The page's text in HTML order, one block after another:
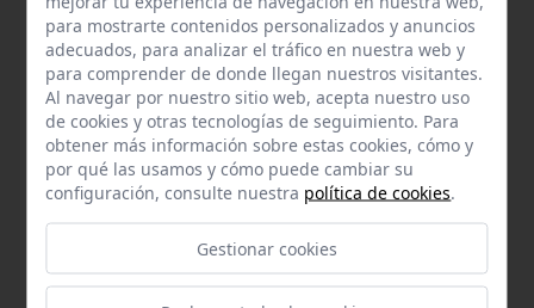
Osuna a 1,49 km.
para mostrarte contenidos personalizados y anuncios
adecuados, para analizar el tráfico en nuestra web y
para comprender de donde llegan nuestros visitantes.
Al navegar por nuestro sitio web, acepta nuestro uso
de cookies y otras tecnologías de seguimiento. Para
obtener más información sobre estas cookies, cómo y
por qué las usamos y cómo puede cambiar su
configuración, consulte nuestra política de cookies.
Gestionar cookies